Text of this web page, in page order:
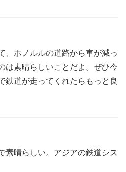
、ホノルルの道路から車が減っ
は素晴らしいことだよ。ぜひ今
鉄道が走ってくれたらもっと良
素晴らしい。アジアの鉄道シス